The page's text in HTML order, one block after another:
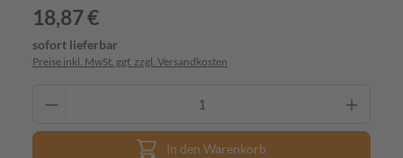
18,87 €
sofort lieferbar
Preise inkl. MwSt. ggf. zzgl. Versandkosten
In den Warenkorb